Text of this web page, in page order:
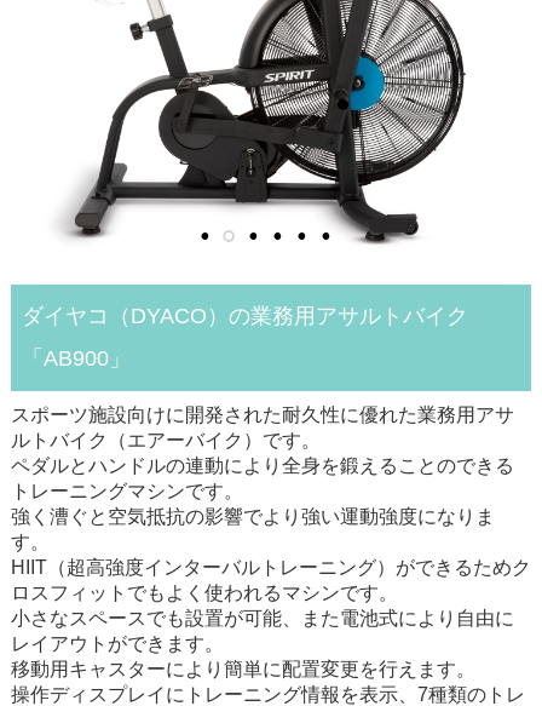
ダイヤコ（DYACO）の業務用アサルトバイク
「AB900」
スポーツ施設向けに開発された耐久性に優れた業務用アサ
ルトバイク（エアーバイク）です。
ペダルとハンドルの連動により全身を鍛えることのできる
トレーニングマシンです。
強く漕ぐと空気抵抗の影響でより強い運動強度になりま
す。
HIIT（超高強度インターバルトレーニング）ができるためク
ロスフィットでもよく使われるマシンです。
小さなスペースでも設置が可能、また電池式により自由に
レイアウトができます。
移動用キャスターにより簡単に配置変更を行えます。
操作ディスプレイにトレーニング情報を表示、7種類のトレ